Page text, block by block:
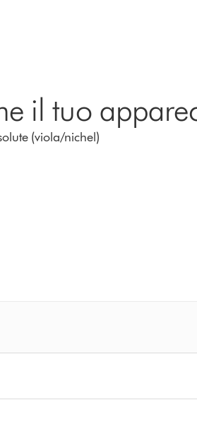
il tuo
(viola/nichel)